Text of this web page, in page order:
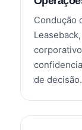
Condução
de decisão.